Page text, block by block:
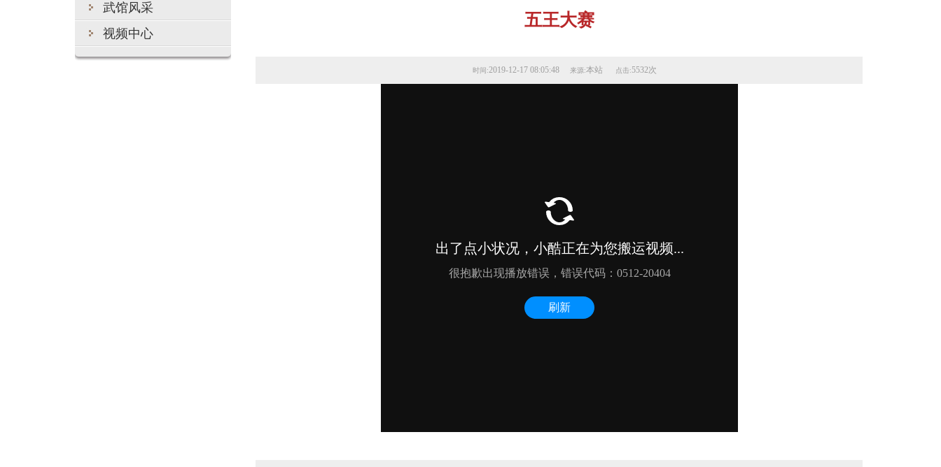
武馆风采
视频中心
五王大赛
时间:2019-12-17 08:05:48 来源:本站 点击:5532次